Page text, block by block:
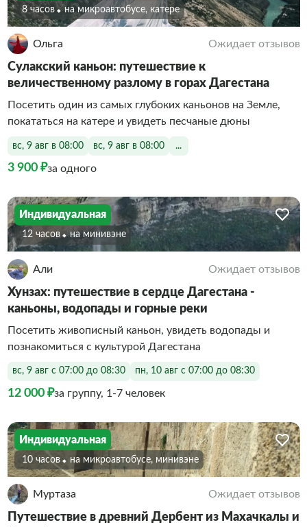
8 часов На микроавтобусе, катере
Ольга Ожидает отзывов
Сулакский каньон: путешествие к
величественному разлому в горах Дагестана
Посетить один из самых глубоких каньонов на Земле,
покататься на катере и увидеть песчаные дюны
вс, 9 авг в 08:00 вс, 9 авг в 08:00 ...
3 900 ₽за одного
Индивидуальная
12 часов На минивэне
Али Ожидает отзывов
Хунзах: путешествие в сердце Дагестана -
каньоны, водопады и горные реки
Посетить живописный каньон, увидеть водопады и
познакомиться с культурой Дагестана
вс, 9 авг с 07:00 до 08:30 пн, 10 авг с 07:00 до 08:30
12 000 ₽за группу, 1-7 человек
Индивидуальная
10 часов На микроавтобусе, минивэне
Муртаза Ожидает отзывов
Путешествие в древний Дербент из Махачкалы и